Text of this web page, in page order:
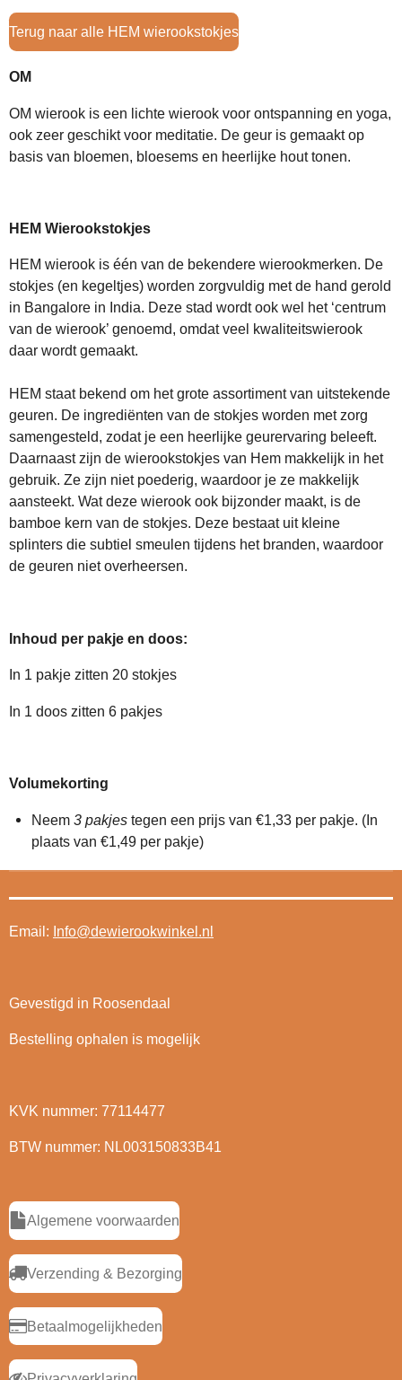
Terug naar alle HEM wierookstokjes
OM
OM wierook is een lichte wierook voor ontspanning en yoga,
ook zeer geschikt voor meditatie. De geur is gemaakt op
basis van bloemen, bloesems en heerlijke hout tonen.
HEM Wierookstokjes
HEM wierook is één van de bekendere wierookmerken. De
stokjes (en kegeltjes) worden zorgvuldig met de hand gerold
in Bangalore in India. Deze stad wordt ook wel het ‘centrum
van de wierook’ genoemd, omdat veel kwaliteitswierook
daar wordt gemaakt.
HEM staat bekend om het grote assortiment van uitstekende
geuren. De ingrediënten van de stokjes worden met zorg
samengesteld, zodat je een heerlijke geurervaring beleeft.
Daarnaast zijn de wierookstokjes van Hem makkelijk in het
gebruik. Ze zijn niet poederig, waardoor je ze makkelijk
aansteekt. Wat deze wierook ook bijzonder maakt, is de
bamboe kern van de stokjes. Deze bestaat uit kleine
splinters die subtiel smeulen tijdens het branden, waardoor
de geuren niet overheersen.
Inhoud per pakje en doos:
In 1 pakje zitten 20 stokjes
In 1 doos zitten 6 pakjes
Volumekorting
Neem 3 pakjestegen een prijs van €1,33 per pakje. (In
plaats van €1,49 per pakje)
Email: Info@dewierookwinkel.nl
Gevestigd in Roosendaal
Bestelling ophalen is mogelijk
KVK nummer: 77114477
BTW nummer: NL003150833B41
Algemene voorwaarden
Verzending & Bezorging
Betaalmogelijkheden